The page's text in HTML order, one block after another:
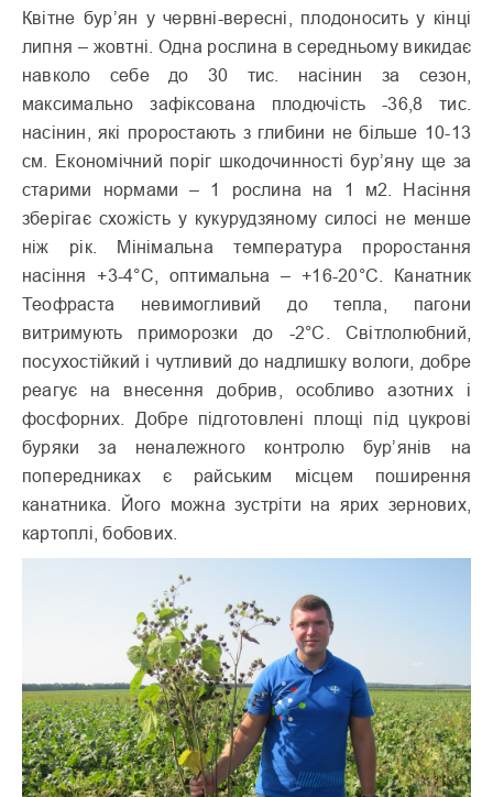
Квітне бур’ян у червні-вересні, плодоносить у кінці
липня – жовтні. Одна рослина в середньому викидає
навколо себе до 30 тис. насінин за сезон,
максимально зафіксована плодючість -36,8 тис.
насінин, які проростають з глибини не більше 10-13
см. Економічний поріг шкодочинності бур’яну ще за
старими нормами – 1 рослина на 1 м2. Насіння
зберігає схожість у кукурудзяному силосі не менше
ніж рік. Мінімальна температура проростання
насіння +3-4°С, оптимальна – +16-20°С. Канатник
Теофраста невимогливий до тепла, пагони
витримують приморозки до -2°С. Світлолюбний,
посухостійкий і чутливий до надлишку вологи, добре
реагує на внесення добрив, особливо азотних і
фосфорних. Добре підготовлені площі під цукрові
буряки за неналежного контролю бур’янів на
попередниках є райським місцем поширення
канатника. Його можна зустріти на ярих зернових,
картоплі, бобових.